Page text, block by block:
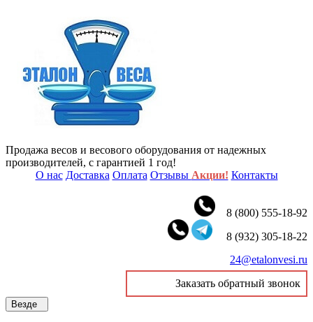
Продажа весов и весового оборудования от надежных
производителей, с гарантией 1 год!
О нас Доставка Оплата Отзывы Акции! Контакты
8 (800) 555-18-92
8 (932) 305-18-22
24@etalonvesi.ru
Заказать обратный звонок
Везде